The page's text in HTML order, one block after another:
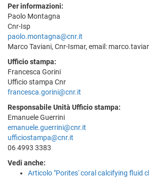
Per informazioni:
Paolo Montagna
Cnr-Isp
paolo.montagna@cnr.it
Marco Taviani, Cnr-Ismar, email:
Ufficio stampa:
Francesca Gorini
Ufficio stampa Cnr
francesca.gorini@cnr.it
Responsabile Unità Ufficio stampa:
Emanuele Guerrini
emanuele.guerrini@cnr.it
ufficiostampa@cnr.it
06 4993 3383
Vedi anche:
Articolo "Porites' coral calcifying fluid